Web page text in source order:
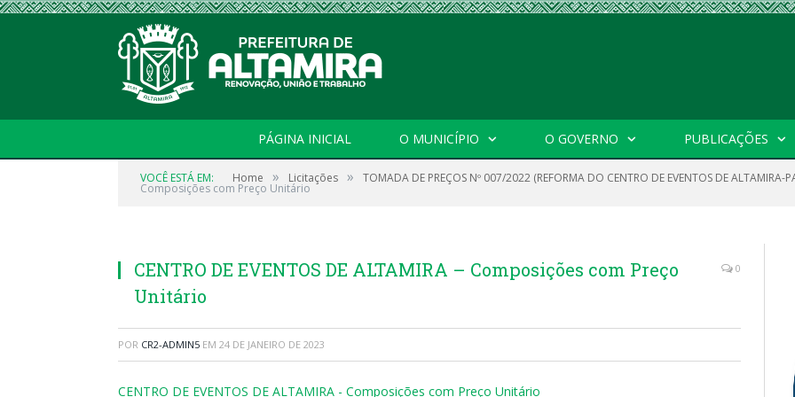
PÁGINA INICIAL O MUNICÍPIO O GOVERNO PUBLICAÇÕES
VOCÊ ESTÁ EM: Home » Licitações » TOMADA DE PREÇOS Nº 007/2022 (REFORMA DO CENTRO DE EVENTOS DE ALTAMIRA-
Composições com Preço Unitário
CENTRO DE EVENTOS DE ALTAMIRA – Composições com Preço
Unitário
0
POR CR2-ADMIN5 EM 24 DE JANEIRO DE 2023
CENTRO DE EVENTOS DE ALTAMIRA - Composições com Preço Unitário